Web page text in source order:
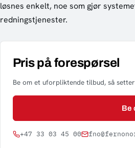
løsnes enkelt, noe som gjør
redningstjenester.
Pris på forespørsel
Be om et uforpliktende tilbud, så
Be
+47 33 03 45 00